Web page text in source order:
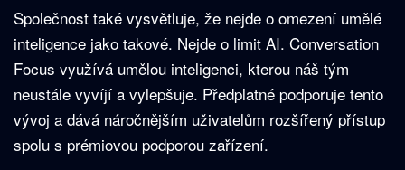
Společnost také vysvětluje, že nejde o omezení umělé
inteligence jako takové. Nejde o limit AI. Conversation
Focus využívá umělou inteligenci, kterou náš tým
neustále vyvíjí a vylepšuje. Předplatné podporuje tento
vývoj a dává náročnějším uživatelům rozšířený přístup
spolu s prémiovou podporou zařízení.